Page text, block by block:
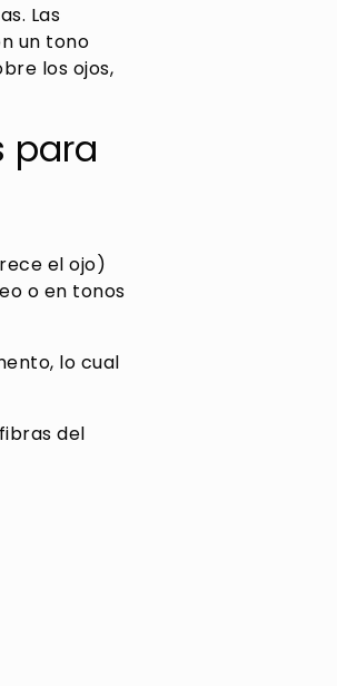
Las
un tono
los ojos,
para
el ojo)
o en tonos
lo cual
del